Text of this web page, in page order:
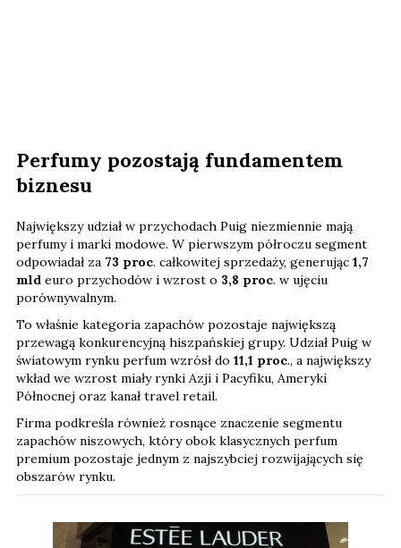
Perfumy pozostają fundamentem
biznesu
Największy udział w przychodach Puig niezmiennie mają
perfumy i marki modowe. W pierwszym półroczu segment
odpowiadał za 73 proc. całkowitej sprzedaży, generując 1,7
mld euro przychodów i wzrost o 3,8 proc. w ujęciu
porównywalnym.
To właśnie kategoria zapachów pozostaje największą
przewagą konkurencyjną hiszpańskiej grupy. Udział Puig w
światowym rynku perfum wzrósł do 11,1 proc., a największy
wkład we wzrost miały rynki Azji i Pacyfiku, Ameryki
Północnej oraz kanał travel retail.
Firma podkreśla również rosnące znaczenie segmentu
zapachów niszowych, który obok klasycznych perfum
premium pozostaje jednym z najszybciej rozwijających się
obszarów rynku.